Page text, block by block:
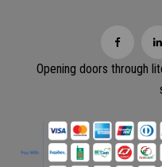
Opening doors through